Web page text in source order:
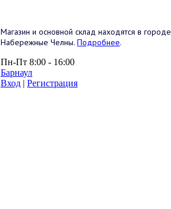
Магазин и основной склад находятся в городе
Набережные Челны. Подробнее.
Пн-Пт 8:00 - 16:00
Барнаул
Вход | Регистрация